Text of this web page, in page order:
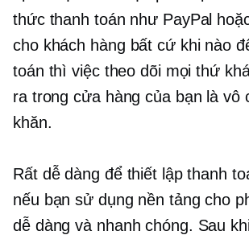
thức thanh toán như PayPal
cho khách hàng bất cứ khi nào
toán thì việc theo dõi mọi thứ
ra trong cửa hàng của bạn là vô
khăn.
Rất dễ dàng để thiết lập thanh
nếu bạn sử dụng nền tảng cho
dễ dàng và nhanh chóng. Sau